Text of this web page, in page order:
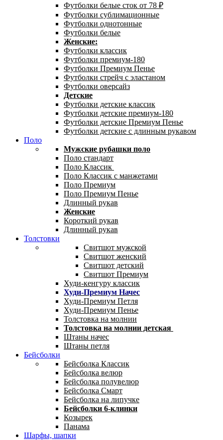
Футболки белые сток от 78 ₽
Футболки сублимационные
Футболки однотонные
Футболки белые
Женские:
Футболки классик
Футболки премиум-180
Футболки Премиум Пенье
Футболки стрейч с эластаном
Футболки оверсайз
Детские
Футболки детские классик
Футболки детские премиум-180
Футболки детские Премиум Пенье
Футболки детские с длинным рукавом
Поло
Мужские рубашки поло
Поло стандарт
Поло Классик
Поло Классик с манжетами
Поло Премиум
Поло Премиум Пенье
Длинный рукав
Женские
Короткий рукав
Длинный рукав
Толстовки
Свитшот мужской
Свитшот женский
Свитшот детский
Свитшот Премиум
Худи-кенгуру классик
Худи-Премиум Начес
Худи-Премиум Петля
Худи-Премиум Пенье
Толстовка на молнии
Толстовка на молнии детская
Штаны начес
Штаны петля
Бейсболки
Бейсболка Классик
Бейсболка велюр
Бейсболка полувелюр
Бейсболка Смарт
Бейсболка на липучке
Бейсболки 6-клинки
Козырек
Панама
Шарфы, шапки